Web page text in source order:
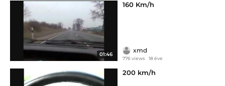
01:46
160 Km/h
xmd
776 views 18 éve
200 km/h